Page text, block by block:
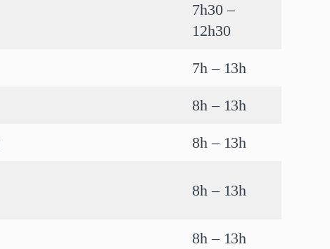
7h30 –
12h30
7h – 13h
8h – 13h
8h – 13h
8h – 13h
8h – 13h